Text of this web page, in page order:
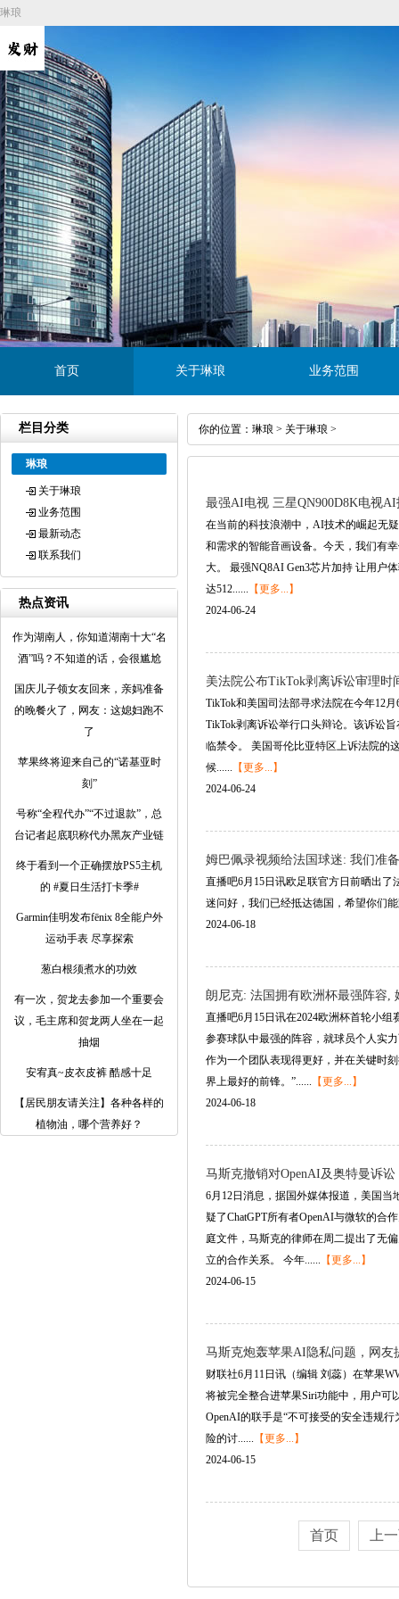
琳琅
首页 关于琳琅 业务范围
栏目分类
琳琅
关于琳琅
业务范围
最新动态
联系我们
热点资讯
作为湖南人，你知道湖南十大“名
酒”吗？不知道的话，会很尴尬
国庆儿子领女友回来，亲妈准备
的晚餐火了，网友：这媳妇跑不
了
苹果终将迎来自己的“诺基亚时
刻”
号称“全程代办”“不过退款”，总
台记者起底职称代办黑灰产业链
终于看到一个正确摆放PS5主机
的 #夏日生活打卡季#
Garmin佳明发布fēnix 8全能户外
运动手表 尽享探索
葱白根须煮水的功效
有一次，贺龙去参加一个重要会
议，毛主席和贺龙两人坐在一起
抽烟
安宥真~皮衣皮裤 酷感十足
【居民朋友请关注】各种各样的
植物油，哪个营养好？
你的位置： 琳琅 > 关于琳琅 >
最强AI电视 三星QN900D8K电视
在当前的科技浪潮中，AI技术的崛起无
和需求的智能音画设备。今天，我们有
大。 最强NQ8AI Gen3芯片加持 让用户
达512...... 【更多...】
2024-06-24
美法院公布TikTok剥离诉讼审理时
TikTok和美国司法部寻求法院在今年12
TikTok剥离诉讼举行口头辩论。该诉讼
临禁令。 美国哥伦比亚特区上诉法院的
候...... 【更多...】
2024-06-24
姆巴佩录视频给法国球迷: 我们准
直播吧6月15日讯欧足联官方日前晒出
迷问好，我们已经抵达德国，希望你们
2024-06-18
朗尼克: 法国拥有欧洲杯最强阵容,
直播吧6月15日讯在2024欧洲杯首轮小
参赛球队中最强的阵容，就球员个人实
作为一个团队表现得更好，并在关键时
界上最好的前锋。”...... 【更多...】
2024-06-18
马斯克撤销对OpenAI及奥特曼诉
6月12日消息，据国外媒体报道，美国
疑了ChatGPT所有者OpenAI与微软的合
庭文件，马斯克的律师在周二提出了无
立的合作关系。 今年...... 【更多...】
2024-06-15
马斯克炮轰苹果AI隐私问题，网友
财联社6月11日讯（编辑 刘蕊）在苹果
将被完全整合进苹果Siri功能中，用户可
OpenAI的联手是“不可接受的安全违规
险的讨...... 【更多...】
2024-06-15
首页 上